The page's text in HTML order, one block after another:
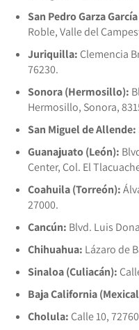
San Pedro Garza
Roble, Valle del
Juriquilla: Clemencia
76230.
Sonora (Hermosillo):
Hermosillo, Sonora,
San Miguel de Allende:
Guanajuato (León):
Center, Col. El
Coahuila (Torreón):
27000.
Cancún: Blvd. Luis
Chihuahua: Lázaro de
Sinaloa (Culiacán):
Baja California
Cholula: Calle 10,